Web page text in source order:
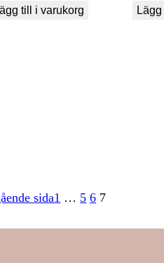
till i varukorg
sida1 … 5 6 7